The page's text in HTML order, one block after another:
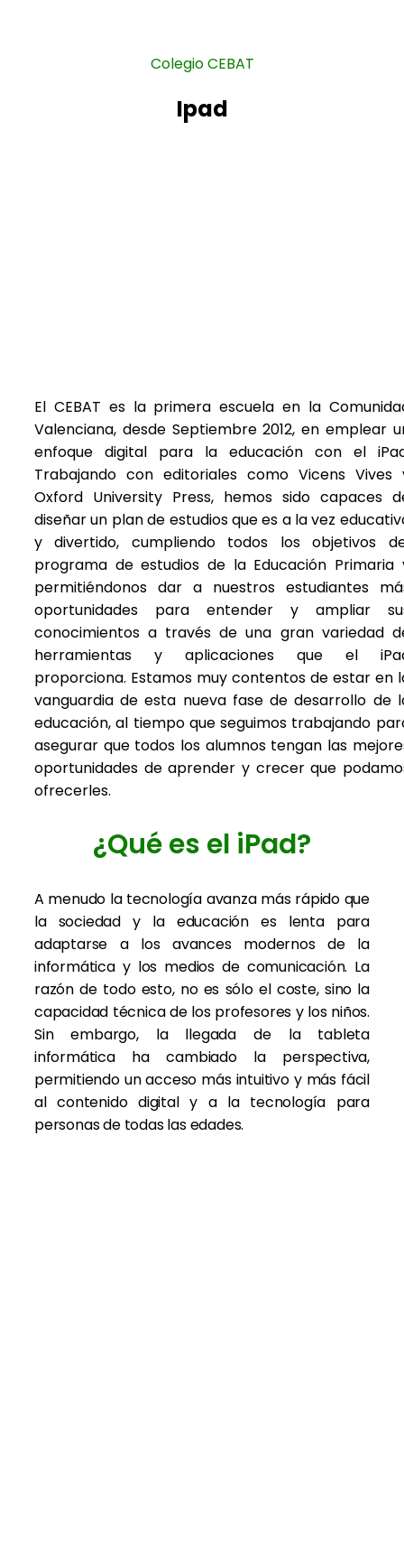
Colegio CEBAT
Ipad
El CEBAT es la primera escuela en la
Valenciana, desde Septiembre 2012, en emplear
enfoque digital para la educación con el
Trabajando con editoriales como Vicens Vives
Oxford University Press, hemos sido capaces
diseñar un plan de estudios que es a la vez
y divertido, cumpliendo todos los objetivos
programa de estudios de la Educación Primaria
permitiéndonos dar a nuestros estudiantes
oportunidades para entender y ampliar
conocimientos a través de una gran variedad
herramientas y aplicaciones que el
proporciona. Estamos muy contentos de estar en
vanguardia de esta nueva fase de desarrollo de
educación, al tiempo que seguimos trabajando
asegurar que todos los alumnos tengan las
oportunidades de aprender y crecer que
ofrecerles.
¿Qué es el iPad?
A menudo la tecnología avanza más rápido que
la sociedad y la educación es lenta para
adaptarse a los avances modernos de la
informática y los medios de comunicación. La
razón de todo esto, no es sólo el coste, sino la
capacidad técnica de los profesores y los niños.
Sin embargo, la llegada de la tableta
informática ha cambiado la perspectiva,
permitiendo un acceso más intuitivo y más fácil
al contenido digital y a la tecnología para
personas de todas las edades.